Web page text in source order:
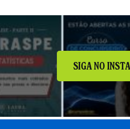
SIGA NO